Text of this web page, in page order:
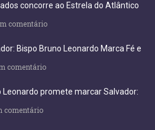
concorre ao Estrela do Atlântico
comentário
Bispo Bruno Leonardo Marca Fé e
comentário
Leonardo promete marcar Salvador:
comentário